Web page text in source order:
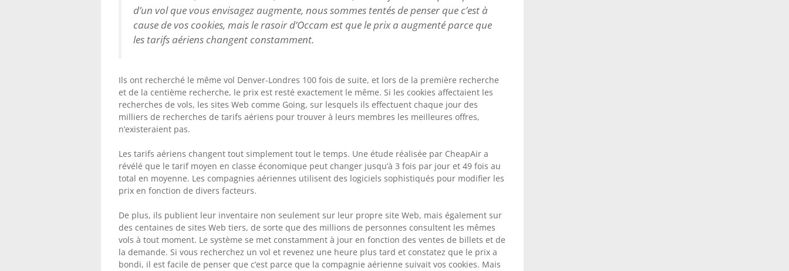
d’un vol que vous envisagez augmente, nous sommes tentés de penser que c’est à
cause de vos cookies, mais le rasoir d’Occam est que le prix a augmenté parce que
les tarifs aériens changent constamment.
Ils ont recherché le même vol Denver-Londres 100 fois de suite, et lors de la première recherche
et de la centième recherche, le prix est resté exactement le même. Si les cookies affectaient les
recherches de vols, les sites Web comme Going, sur lesquels ils effectuent chaque jour des
milliers de recherches de tarifs aériens pour trouver à leurs membres les meilleures offres,
n’existeraient pas.
Les tarifs aériens changent tout simplement tout le temps. Une étude réalisée par CheapAir a
révélé que le tarif moyen en classe économique peut changer jusqu’à 3 fois par jour et 49 fois au
total en moyenne. Les compagnies aériennes utilisent des logiciels sophistiqués pour modifier les
prix en fonction de divers facteurs.
De plus, ils publient leur inventaire non seulement sur leur propre site Web, mais également sur
des centaines de sites Web tiers, de sorte que des millions de personnes consultent les mêmes
vols à tout moment. Le système se met constamment à jour en fonction des ventes de billets et de
la demande. Si vous recherchez un vol et revenez une heure plus tard et constatez que le prix a
bondi, il est facile de penser que c’est parce que la compagnie aérienne suivait vos cookies. Mais